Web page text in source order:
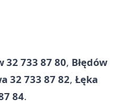
32 733 87 80, Błędów
32 733 87 82, Łęka
84.